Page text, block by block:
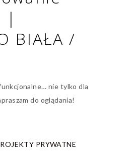
|
BIAŁA /
nie tylko dla
do oglądania!
PRYWATNE